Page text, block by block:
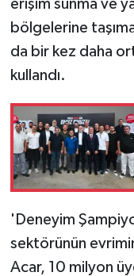
erişim sunma ve
bölgelerine
da bir kez daha
kullandı.
'Deneyim
sektörünün
Acar, 10 milyon